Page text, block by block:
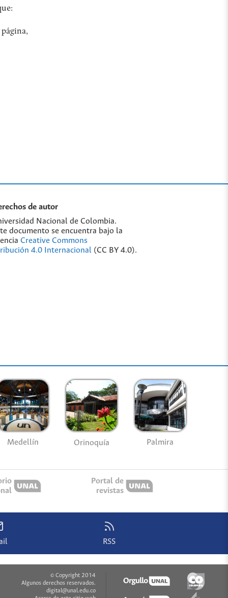
de autor
Nacional de Colombia.
documento se encuentra bajo la
Creative Commons
4.0 Internacional (CC BY 4.0).
Medellín Orinoquía Palmira
Portal de
revistas
RSS
© Copyright 2014
Algunos derechos reservados.
digital@unal.edu.co